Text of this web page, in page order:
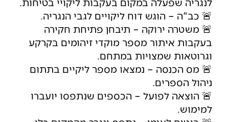
🚨 כב"ה – הוגש דוח ליקויים לגבי הנגריה.
🚨 משטרה ירוקה – תיבחן פתיחת חקירה
בעקבות איתור מספר מוקדי זיהומים בקרקע
וגרוטאות שמצויות במתחם.
🚨 מס הכנסה – נמצאו מספר ליקיים בתתום
ניהול הספרים.
🚨 הוצאה לפועל – הכספים שנתפסו יועברו
למימוש.